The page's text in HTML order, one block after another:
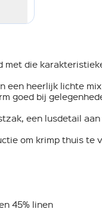
met die
een heerlijk lichte
goed bij
een lusdetail
om krimp thuis te
45% linen